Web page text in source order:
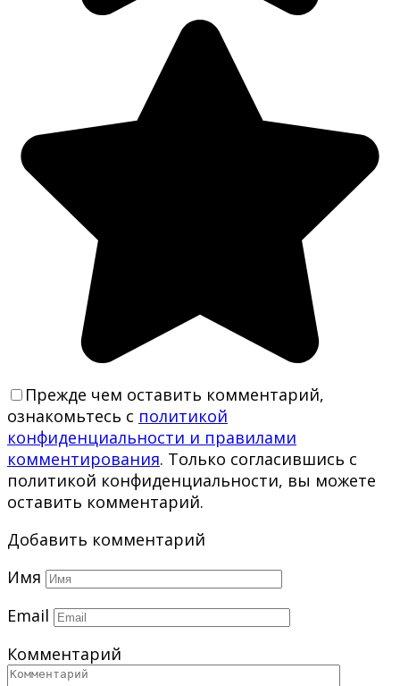
Прежде чем оставить комментарий,
ознакомьтесь с политикой
конфиденциальности и правилами
комментирования. Только согласившись с
политикой конфиденциальности, вы можете
оставить комментарий.
Добавить комментарий
Имя
Email
Комментарий